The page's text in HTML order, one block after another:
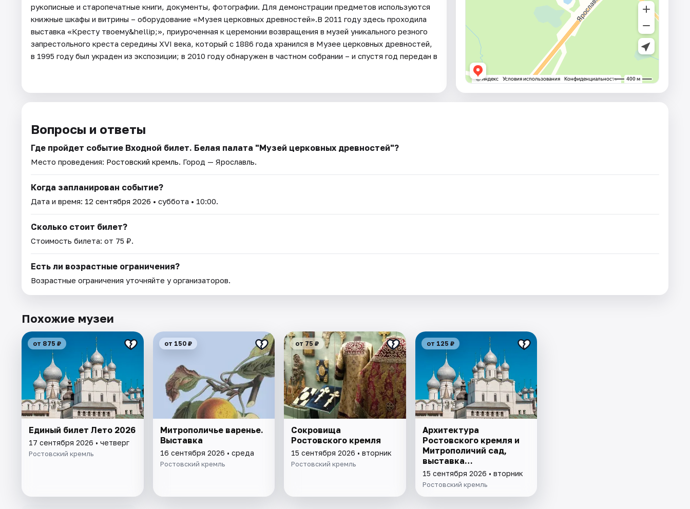
рукописные и старопечатные книги, документы, фотографии. Для демонстрации предметов используются
книжные шкафы и витрины – оборудование «Музея церковных древностей».В 2011 году здесь проходила
выставка «Кресту твоему&hellip;», приуроченная к церемонии возвращения в музей уникального резного
запрестольного креста середины XVI века, который с 1886 года хранился в Музее церковных древностей,
в 1995 году был украден из экспозиции; в 2010 году обнаружен в частном собрании – и спустя год передан в
Вопросы и ответы
Где пройдет событие Входной билет. Белая палата "Музей церковных древностей"?
Место проведения: Ростовский кремль. Город — Ярославль.
Когда запланирован событие?
Дата и время: 12 сентября 2026 • суббота • 10:00.
Сколько стоит билет?
Стоимость билета: от 75 ₽.
Есть ли возрастные ограничения?
Возрастные ограничения уточняйте у организаторов.
Похожие музеи
от 875 ₽
Единый билет Лето 2026
17 сентября 2026 • четверг
Ростовский кремль
от 150 ₽
Митрополичье варенье.
Выставка
16 сентября 2026 • среда
Ростовский кремль
от 75 ₽
Сокровища
Ростовского кремля
15 сентября 2026 • вторник
Ростовский кремль
от 125 ₽
Архитектура
Ростовского кремля и
Митрополичий сад,
выставка
"Митрополичье
варенье"
15 сентября 2026 • вторник
Ростовский кремль